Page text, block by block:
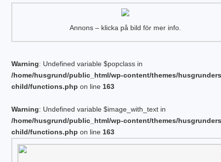
Annons – klicka på bild för mer info.
Warning: Undefined variable $popclass in
/home/husgrund/public_html/wp-content/themes/
child/functions.php on line 163
Warning: Undefined variable $image_with_text in
/home/husgrund/public_html/wp-content/themes/
child/functions.php on line 163